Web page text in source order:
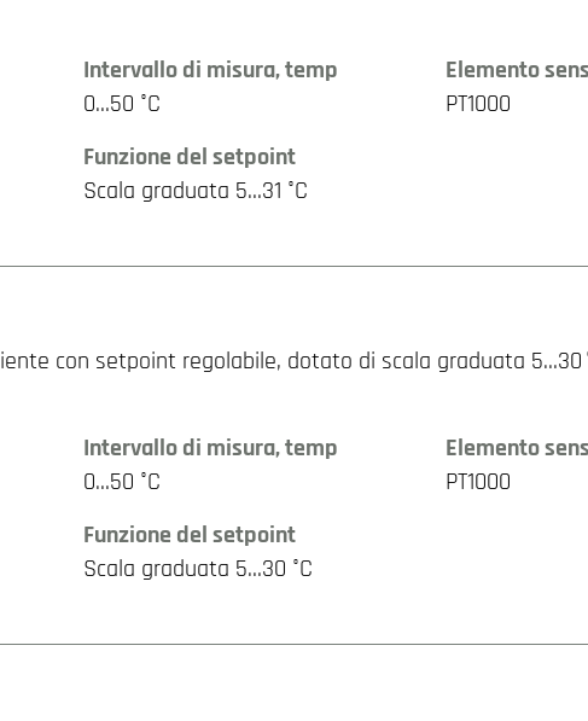
Intervallo di misura, temp
0…50 °C
Elemento
PT1000
Funzione del setpoint
Scala graduata 5…31 °C
con setpoint regolabile, dotato di scala graduata 5…30
Intervallo di misura, temp
0…50 °C
Elemento
PT1000
Funzione del setpoint
Scala graduata 5…30 °C